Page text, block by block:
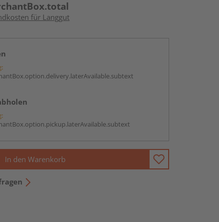
für Langgut
In den Warenkorb